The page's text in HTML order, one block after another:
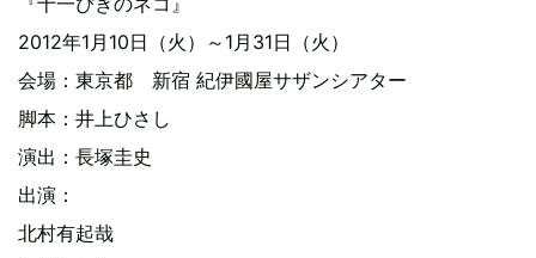
2012年1月10日（火）～1月31日（火）
会場：東京都 新宿 紀伊國屋サザンシアター
脚本：井上ひさし
演出：長塚圭史
出演：
北村有起哉